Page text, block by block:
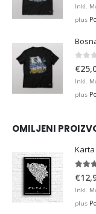
Inkl.
plus
0
€
Inkl.
plus
OMILJENI
Karta
€
Inkl.
plus